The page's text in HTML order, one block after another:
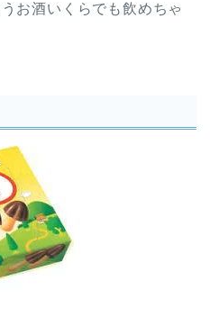
お酒いくらでも飲めちゃ